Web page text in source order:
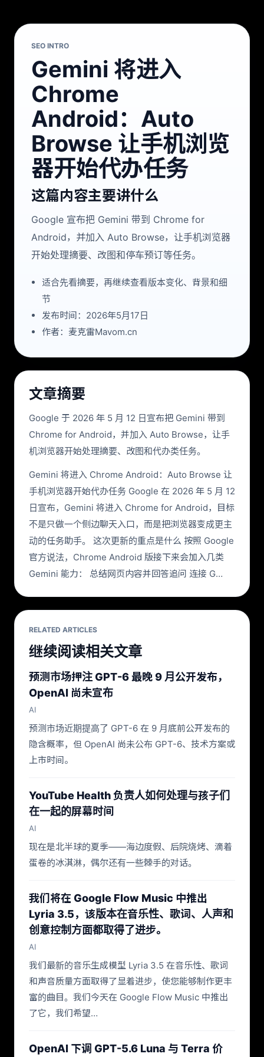
SEO INTRO
Gemini 将进入
Chrome
Android：Auto
Browse 让手机浏览
器开始代办任务
这篇内容主要讲什么
Google 宣布把 Gemini 带到 Chrome for
Android，并加入 Auto Browse，让手机浏览器
开始处理摘要、改图和停车预订等任务。
适合先看摘要，再继续查看版本变化、背景和细
节
发布时间：2026年5月17日
作者：麦克雷Mavom.cn
文章摘要
Google 于 2026 年 5 月 12 日宣布把 Gemini 带到
Chrome for Android，并加入 Auto Browse，让手
机浏览器开始处理摘要、改图和代办类任务。
Gemini 将进入 Chrome Android：Auto Browse 让
手机浏览器开始代办任务 Google 在 2026 年 5 月 12
日宣布，Gemini 将进入 Chrome for Android，目标
不是只做一个侧边聊天入口，而是把浏览器变成更主
动的任务助手。 这次更新的重点是什么 按照 Google
官方说法，Chrome Android 版接下来会加入几类
Gemini 能力： 总结网页内容并回答追问 连接 G…
RELATED ARTICLES
继续阅读相关文章
预测市场押注 GPT-6 最晚 9 月公开发布，
OpenAI 尚未宣布
AI
预测市场近期提高了 GPT-6 在 9 月底前公开发布的
隐含概率，但 OpenAI 尚未公布 GPT-6、技术方案或
上市时间。
YouTube Health 负责人如何处理与孩子们
在一起的屏幕时间
AI
现在是北半球的夏季——海边度假、后院烧烤、滴着
蛋卷的冰淇淋，偶尔还有一些棘手的对话。
我们将在 Google Flow Music 中推出
Lyria 3.5，该版本在音乐性、歌词、人声和
创意控制方面都取得了进步。
AI
我们最新的音乐生成模型 Lyria 3.5 在音乐性、歌词
和声音质量方面取得了显着进步，使您能够制作更丰
富的曲目。我们今天在 Google Flow Music 中推出
了它，我们希望…
OpenAI 下调 GPT-5.6 Luna 与 Terra 价